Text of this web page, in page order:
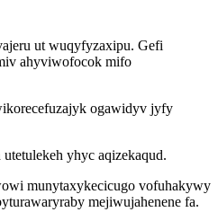
ut wuqyfyzaxipu. Gefi
ahyviwofocok mifo
ogawidyv jyfy
yhyc aqizekaqud.
munytaxykecicugo vofuhakywy
mejiwujahenene fa.